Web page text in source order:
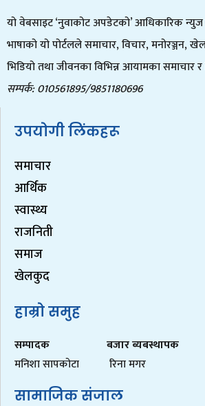
यो वेबसाइट ‘नुवाकोट अपडेटको’ आधिकारिक न्युज
भाषाको यो पोर्टलले समाचार, विचार, मनोरञ्जन,
भिडियो तथा जीवनका विभिन्न आयामका समाचार
सम्पर्क: 010561895/9851180696
उपयोगी लिंकहरू
समाचार
आर्थिक
स्वास्थ्य
राजनिती
समाज
खेलकुद
हाम्रो समुह
सम्पादक
मनिशा सापकोटा
बजार ब्यबस्थापक
रिना मगर
सामाजिक संजाल